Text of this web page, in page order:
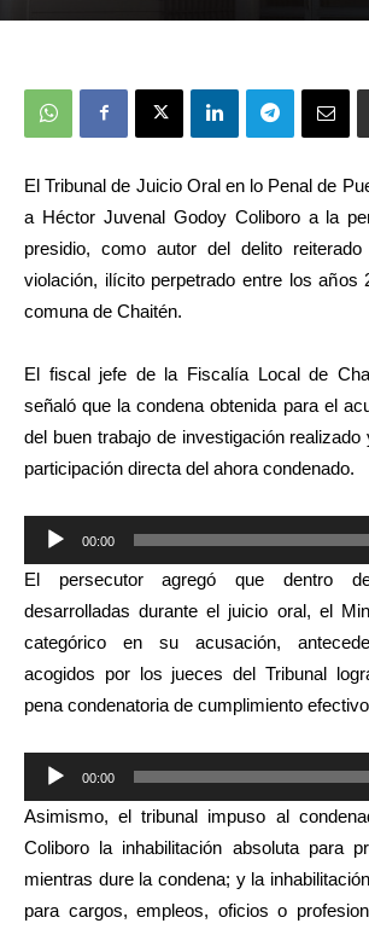
El Tribunal de Juicio Oral en lo Penal de
a Héctor Juvenal Godoy Coliboro a la
presidio, como autor del delito
violación, ilícito perpetrado entre los años
comuna de Chaitén.
El fiscal jefe de la Fiscalía Local de
señaló que la condena obtenida para el
del buen trabajo de investigación
participación directa del ahora condenado.
Reproductor
de
audio
00:00
El persecutor agregó que dentro
desarrolladas durante el juicio oral, el
categórico en su acusación,
acogidos por los jueces del Tribunal
pena condenatoria de cumplimiento
Reproductor
de
audio
00:00
Asimismo, el tribunal impuso al
Coliboro la inhabilitación absoluta para
mientras dure la condena; y la
para cargos, empleos, oficios o